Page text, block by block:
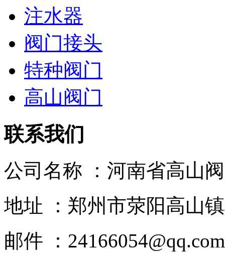
注水器
阀门接头
特种阀门
高山阀门
联系我们
公司名称 ：河南省高山
地址 ：郑州市荥阳高山
邮件 ：24166054@qq.com